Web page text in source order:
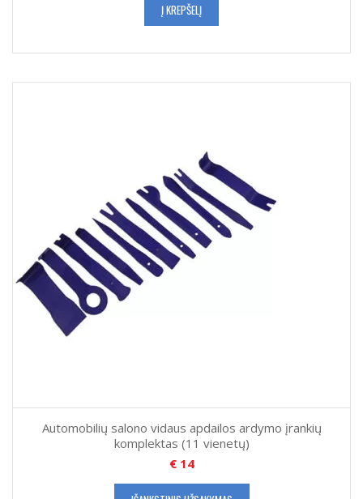
Į KREPŠELĮ
Automobilių salono vidaus apdailos ardymo įrankių
komplektas (11 vienetų)
€14